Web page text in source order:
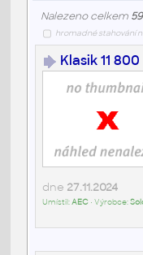
Nalezeno celkem
hromadné stahování
Klasik 11 800
dne 27.11.2024
Umístil:AEC• Výrobce: